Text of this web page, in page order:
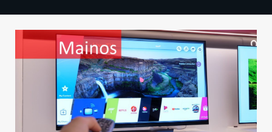
TIETOA
HINTA.FI
VAIHDA TEEMA